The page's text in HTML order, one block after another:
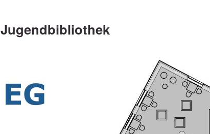
Jugendbibliothek